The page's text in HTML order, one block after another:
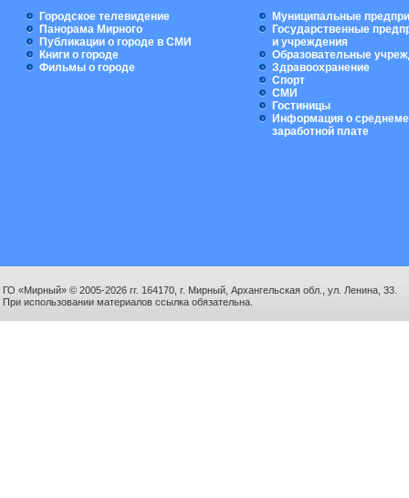
Городское телевидение
Панорама Мирного
Публикации о городе в СМИ
Книги о городе
Фильмы о городе
Муниципальные
Государственные
и учреждения
Образовательные
Здравоохранение
Спорт
СМИ
Гостиницы
Информация о
заработной плате
ГО «Мирный» © 2005-2026 гг. 164170, г. Мирный, Архангельская обл., ул. Ленина, 33.
При использовании материалов ссылка обязательна.